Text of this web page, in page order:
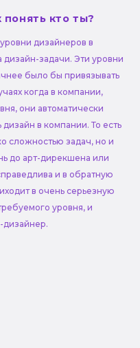
кто ты?
дизайнеров в
дизайн-задачи. Эти уровни
было бы привязывать
когда в компании,
они автоматически
дизайн в компании. То есть
сложностью задач, но и
до арт-дирекшена или
и в обратную
в очень серьезную
уровня, и
дизайнер.